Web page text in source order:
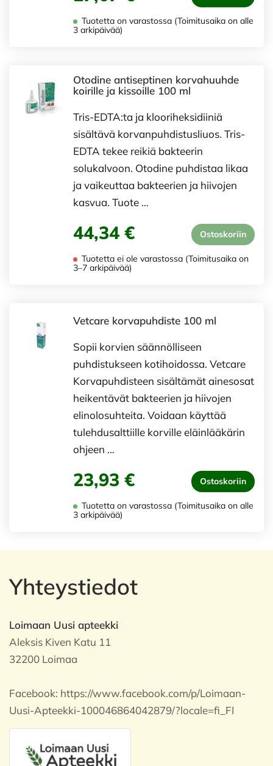
Tuotetta on varastossa (Toimitusaika on alle
3 arkipäivää)
Otodine antiseptinen korvahuuhde
koirille ja kissoille 100 ml
Tris-EDTA:ta ja klooriheksidiiniä
sisältävä korvanpuhdistusliuos. Tris-
EDTA tekee reikiä bakteerin
solukalvoon. Otodine puhdistaa likaa
ja vaikeuttaa bakteerien ja hiivojen
kasvua. Tuote …
44,34 € Ostoskoriin
Tuotetta ei ole varastossa (Toimitusaika on
3–7 arkipäivää)
Vetcare korvapuhdiste 100 ml
Sopii korvien säännölliseen
puhdistukseen kotihoidossa. Vetcare
Korvapuhdisteen sisältämät ainesosat
heikentävät bakteerien ja hiivojen
elinolosuhteita. Voidaan käyttää
tulehdusalttiille korville eläinlääkärin
ohjeen …
23,93 € Ostoskoriin
Tuotetta on varastossa (Toimitusaika on alle
3 arkipäivää)
Yhteystiedot
Loimaan Uusi apteekki
Aleksis Kiven Katu 11
32200 Loimaa
Facebook: https://www.facebook.com/p/Loimaan-
Uusi-Apteekki-100046864042879/?locale=fi_FI